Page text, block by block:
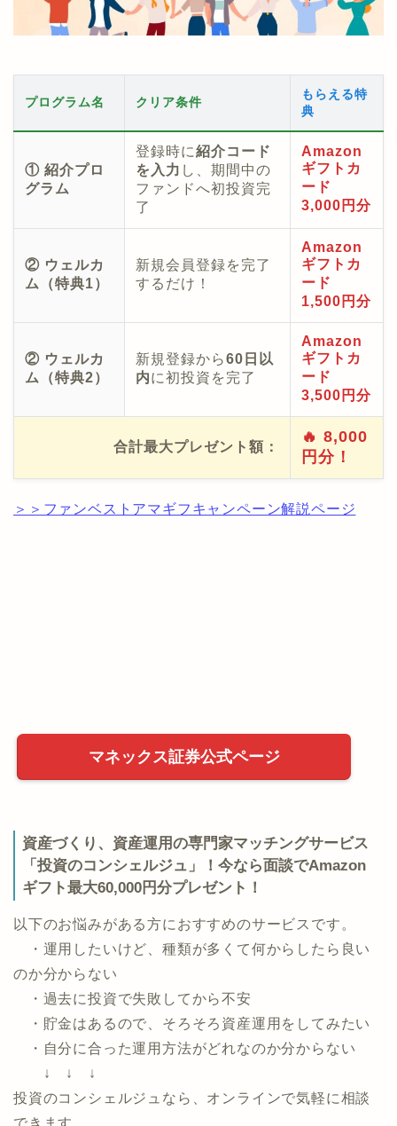
プログラム名 クリア条件
もらえる特
典
① 紹介プロ
グラム
登録時に紹介コード
を入力 し、期間中の
ファンドへ初投資完
了
Amazon
ギフトカ
ード
3,000円分
② ウェルカ
ム（特典1）
新規会員登録を完了
するだけ！
Amazon
ギフトカ
ード
1,500円分
② ウェルカ
ム（特典2）
新規登録から60日以
内に初投資を完了
Amazon
ギフトカ
ード
3,500円分
合計最大プレゼント額：
🔥 8,000
円分！
＞＞ファンベストアマギフキャンペーン解説ページ
マネックス証券公式ページ
資産づくり、資産運用の専門家マッチングサービス
「投資のコンシェルジュ」！今なら面談でAmazon
ギフト最大60,000円分プレゼント！
以下のお悩みがある方におすすめのサービスです。
・運用したいけど、種類が多くて何からしたら良い